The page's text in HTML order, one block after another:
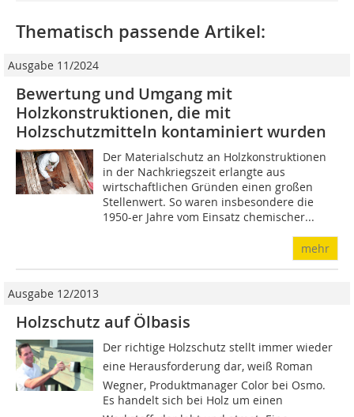
Thematisch passende Artikel:
Ausgabe 11/2024
Bewertung und Umgang mit
Holzkonstruktionen, die mit
Holzschutzmitteln kontaminiert wurden
Der Materialschutz an Holzkonstruktionen
in der Nachkriegszeit erlangte aus
wirtschaftlichen Gründen einen großen
Stellenwert. So waren insbesondere die
1950-er Jahre vom Einsatz chemischer...
mehr
Ausgabe 12/2013
Holzschutz auf Ölbasis
Der richtige Holzschutz stellt immer wieder
eine Herausforderung dar, weiß Roman
Wegner, Produktmanager Color bei Osmo.
Es handelt sich bei Holz um einen